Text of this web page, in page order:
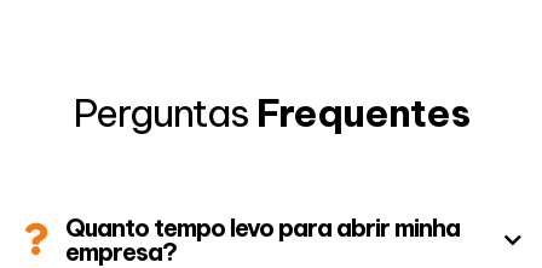
Perguntas Frequentes
Quanto tempo levo para abrir minha
empresa?